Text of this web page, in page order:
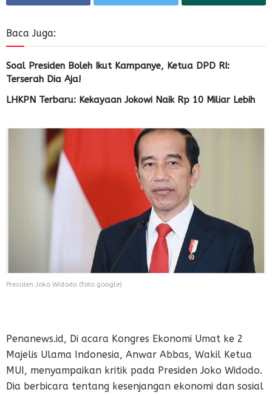
Baca Juga:
Soal Presiden Boleh Ikut Kampanye, Ketua DPD RI:
Terserah Dia Aja!
LHKPN Terbaru: Kekayaan Jokowi Naik Rp 10 Miliar Lebih
Presiden Joko Widodo (foto google)
Penanews.id, Di acara Kongres Ekonomi Umat ke 2
Majelis Ulama Indonesia, Anwar Abbas, Wakil Ketua
MUI, menyampaikan kritik pada Presiden Joko Widodo.
Dia berbicara tentang kesenjangan ekonomi dan sosial